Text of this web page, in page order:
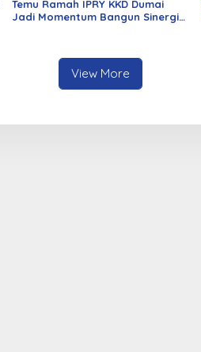
Temu Ramah IPRY KKD Dumai
Jadi Momentum Bangun Sinergi
View More